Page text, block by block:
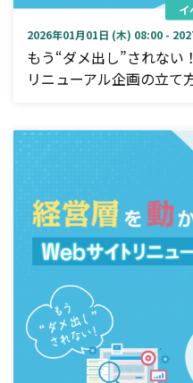
イ
2026年01月01日 (木) 08:00 -
もう“ダメ出し”されない
リニューアル企画の立て